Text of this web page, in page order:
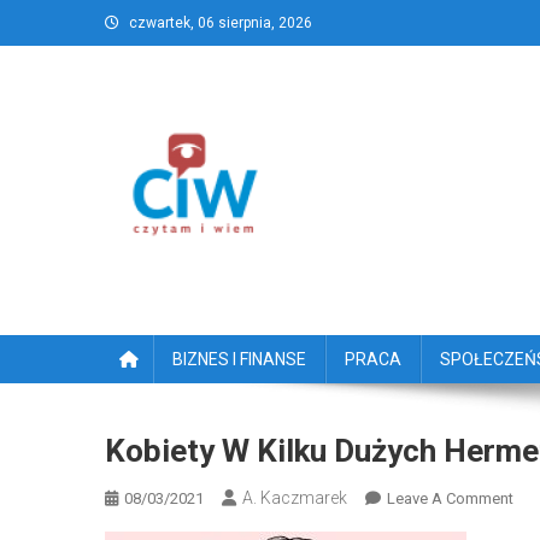
to
czwartek, 06 sierpnia, 2026
CzytamiWiem.pl –
BIZNES I FINANSE PRACA
Kobiety W Kilku Dużych
08/03/2021 A. Kaczmarek Leave A CommentOn